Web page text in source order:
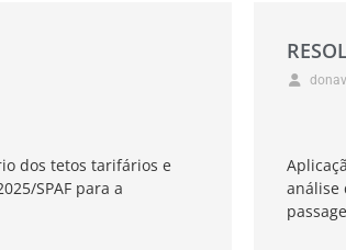
dos tetos tarifários e
SPAF para a
análise